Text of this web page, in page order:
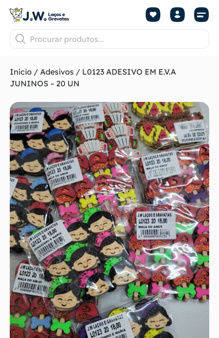
Início / Adesivos / L0123 ADESIVO EM E.V.A
JUNINOS – 20 UN